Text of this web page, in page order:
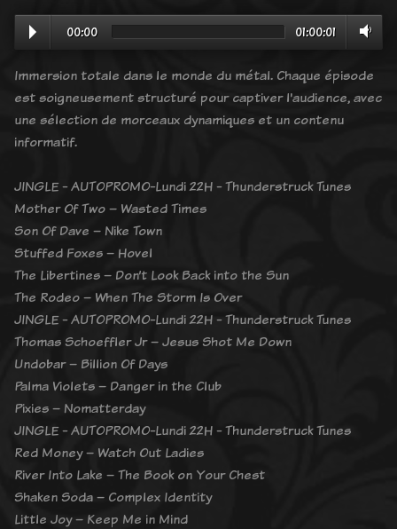
00:00 01:00:01
Immersion totale dans le monde du métal. Chaque épisode
est soigneusement structuré pour captiver l'audience, avec
une sélection de morceaux dynamiques et un contenu
informatif.
JINGLE - AUTOPROMO-Lundi 22H - Thunderstruck Tunes
Mother Of Two – Wasted Times
Son Of Dave – Nike Town
Stuffed Foxes – Hovel
The Libertines – Don’t Look Back into the Sun
The Rodeo – When The Storm Is Over
JINGLE - AUTOPROMO-Lundi 22H - Thunderstruck Tunes
Thomas Schoeffler Jr – Jesus Shot Me Down
Undobar – Billion Of Days
Palma Violets – Danger in the Club
Pixies – Nomatterday
JINGLE - AUTOPROMO-Lundi 22H - Thunderstruck Tunes
Red Money – Watch Out Ladies
River Into Lake – The Book on Your Chest
Shaken Soda – Complex Identity
Little Joy – Keep Me in Mind